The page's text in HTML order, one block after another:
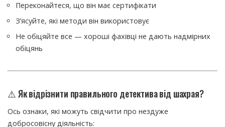
Переконайтеся, що він має сертифікати
З’ясуйте, які методи він використовує
Не обіцяйте все — хороші фахівці не дають надмірних
обіцянь
⚠️ Як відрізнити правильного детектива від шахрая?
Ось ознаки, які можуть свідчити про нездуже
добросовісну діяльність: